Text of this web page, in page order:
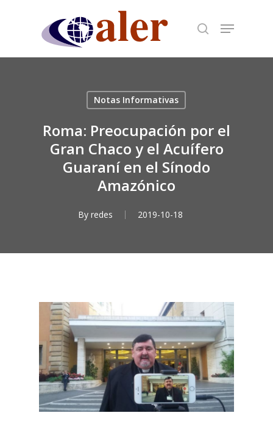
content
Notas Informativas
Roma: Preocupación por el
Gran Chaco y el Acuífero
Guaraní en el Sínodo
Amazónico
By redes 2019-10-18